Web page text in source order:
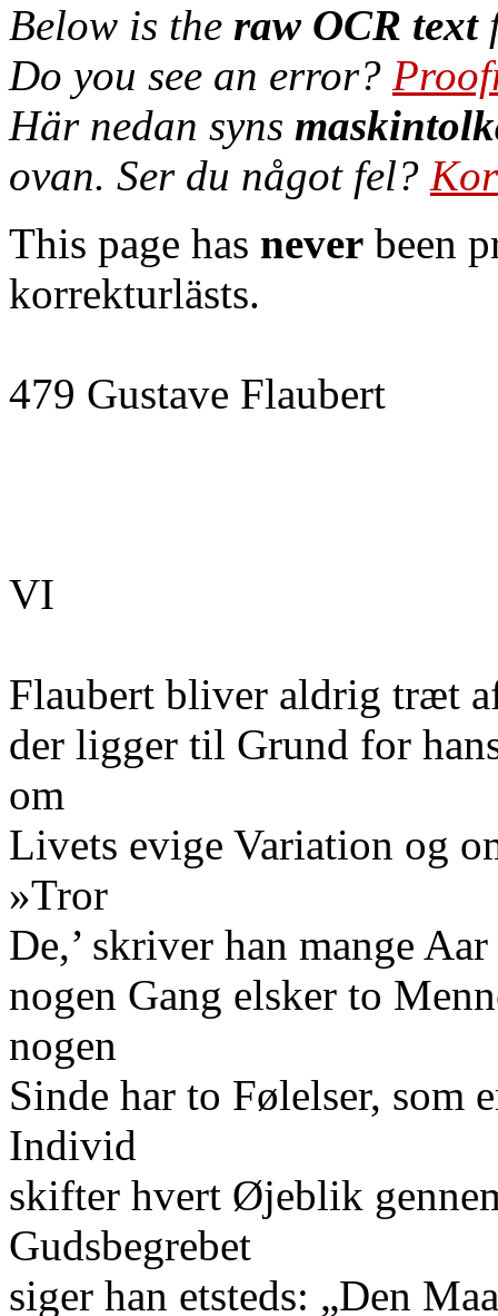
Below is the raw OCR text
Do you see an error?
Här nedan syns
ovan. Ser du något fel?
This page has never been
korrekturlästs.
479 Gustave Flaubert
VI
Flaubert bliver aldrig træt
der ligger til Grund for
om
Livets evige Variation og
»Tror
De,’ skriver han mange
nogen Gang elsker to
nogen
Sinde har to Følelser, som
Individ
skifter hvert Øjeblik
Gudsbegrebet
siger han etsteds: „Den